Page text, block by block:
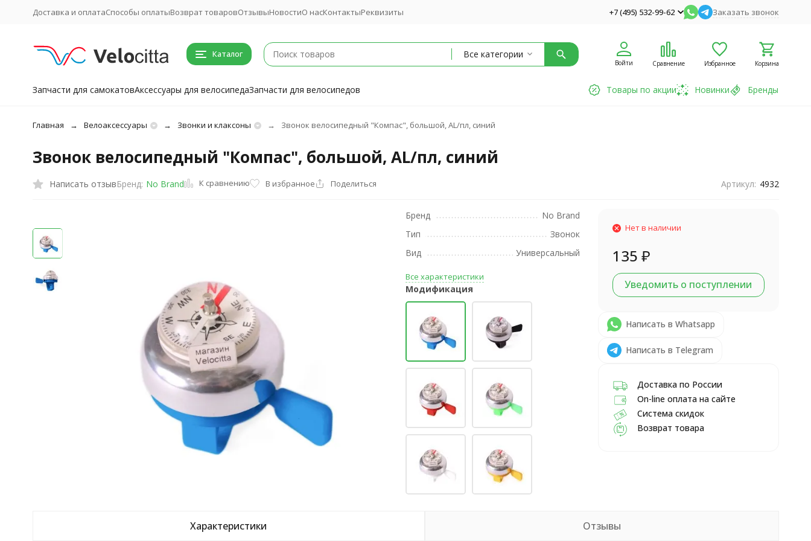
Доставка и оплатаСпособы оплатыВозврат товаровОтзывыНовостиО насКонтактыРеквизиты +7 (495) 532-99-62 Заказать звонок
Каталог Все категории
Войти Сравнение Избранное Корзина
Запчасти для самокатовАксессуары для велосипедаЗапчасти для велосипедов Товары по акции Новинки Бренды
Главная Велоаксессуары Звонки и клаксоны Звонок велосипедный "Компас", большой, AL/пл, синий
Звонок велосипедный "Компас", большой, AL/пл, синий
Написать отзывБренд: No Brand К сравнению В избранное Поделиться Артикул: 4932
Бренд
No Brand
Тип
Звонок
Вид
Универсальный
Все характеристики
Модификация
Нет в наличии
135 ₽
Уведомить о поступлении
Написать в Whatsapp
Написать в Telegram
Доставка по России
On-line оплата на сайте
Система скидок
Возврат товара
Характеристики Отзывы